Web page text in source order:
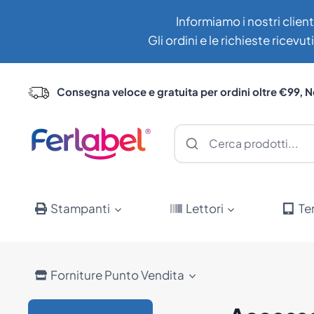
Informiamo i nostri
Gli ordini e le richieste
Consegna veloce e gratuita per ordini oltre €99,
Stampanti Lettori
Forniture Punto Vendita